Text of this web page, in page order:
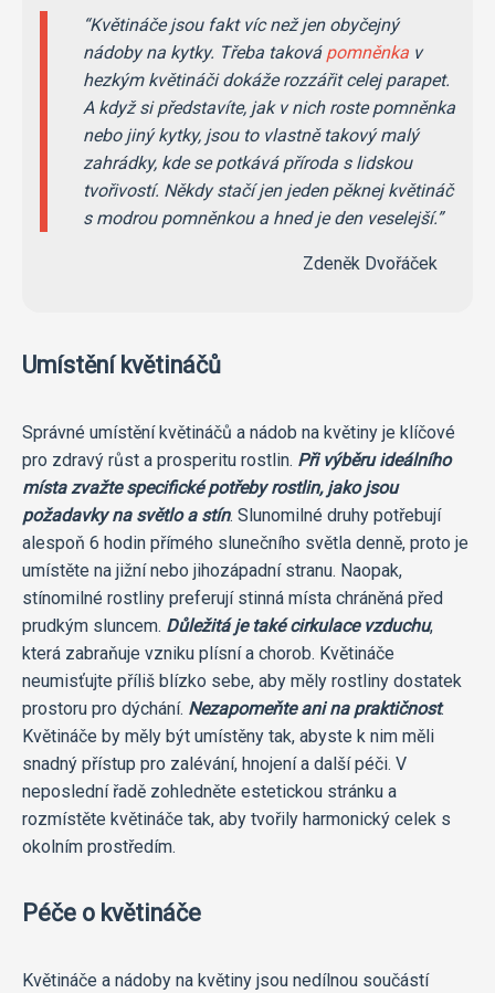
Květináče jsou fakt víc než jen obyčejný
nádoby na kytky. Třeba taková pomněnka v
hezkým květináči dokáže rozzářit celej parapet.
A když si představíte, jak v nich roste pomněnka
nebo jiný kytky, jsou to vlastně takový malý
zahrádky, kde se potkává příroda s lidskou
tvořivostí. Někdy stačí jen jeden pěknej květináč
s modrou pomněnkou a hned je den veselejší.
Zdeněk Dvořáček
Umístění květináčů
Správné umístění květináčů a nádob na květiny je klíčové
pro zdravý růst a prosperitu rostlin. Při výběru ideálního
místa zvažte specifické potřeby rostlin, jako jsou
požadavky na světlo a stín. Slunomilné druhy potřebují
alespoň 6 hodin přímého slunečního světla denně, proto je
umístěte na jižní nebo jihozápadní stranu. Naopak,
stínomilné rostliny preferují stinná místa chráněná před
prudkým sluncem. Důležitá je také cirkulace vzduchu,
která zabraňuje vzniku plísní a chorob. Květináče
neumisťujte příliš blízko sebe, aby měly rostliny dostatek
prostoru pro dýchání. Nezapomeňte ani na praktičnost.
Květináče by měly být umístěny tak, abyste k nim měli
snadný přístup pro zalévání, hnojení a další péči. V
neposlední řadě zohledněte estetickou stránku a
rozmístěte květináče tak, aby tvořily harmonický celek s
okolním prostředím.
Péče o květináče
Květináče a nádoby na květiny jsou nedílnou součástí